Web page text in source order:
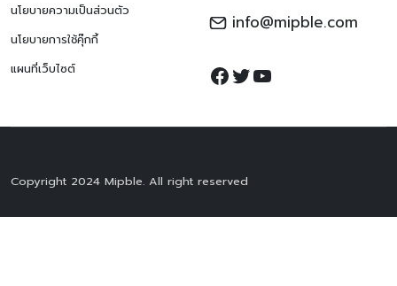
นโยบายความเป็นส่วนตัว
นโยบายการใช้คุ๊กกี้
แผนที่เว็บไซต์
info@mipble.com
Facebook
Twitter
YouTube
Copyright 2024 Mipble. All right reserved